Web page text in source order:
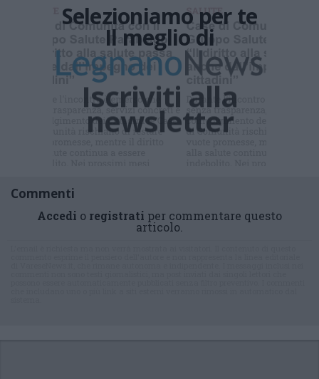
Selezioniamo per te
Il meglio di
Iscriviti alla
newsletter
Commenti
Accedi o registrati per commentare questo
articolo.